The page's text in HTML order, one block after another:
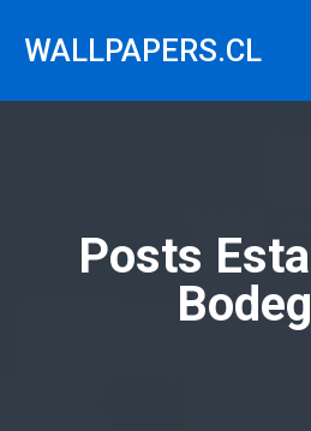
WALLPAPERS.CL
Posts